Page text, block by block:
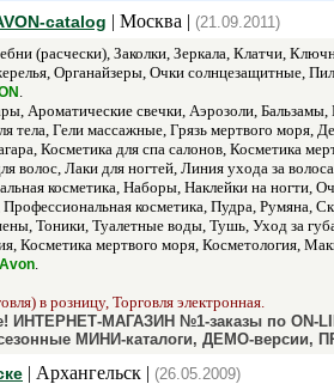
catalog | Москва | (21.09.2011)
(расчески), Заколки, Зеркала, Клатчи,
Органайзеры, Очки солнцезащитные,
.
Ароматические свечки, Аэрозоли, Бальзамы,
тела, Гели массажные, Грязь мертвого
Косметика для спа салонов, Косметика
волос, Лаки для ногтей, Линия ухода за
косметика, Наборы, Наклейки на
косметика, Пудра,
Тоники, Туалетные воды, Тушь, Уход за
Косметика мертвого моря, Косметология,
Avon.
в розницу, Торговля электронная.
МАГАЗИН №1-заказы по ON-
МИНИ-каталоги, ДЕМО-версии,
| Архангельск | (26.05.2009)